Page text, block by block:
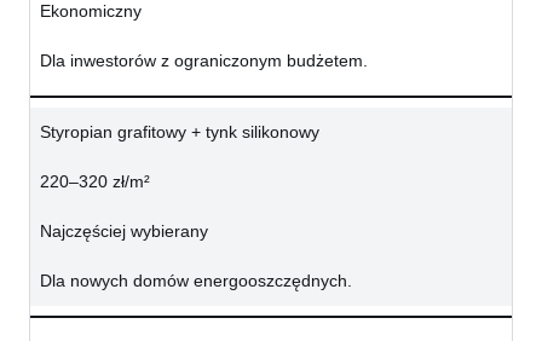
Ekonomiczny
Dla inwestorów z ograniczonym budżetem.
Styropian grafitowy + tynk silikonowy
220–320 zł/m²
Najczęściej wybierany
Dla nowych domów energooszczędnych.